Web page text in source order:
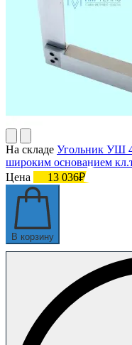
На складе Угольник УШ
широким основанием
Цена
13 036₽
В корзину